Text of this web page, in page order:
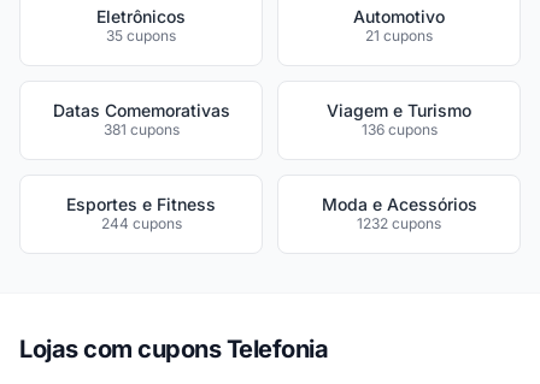
Eletrônicos
35 cupons
Automotivo
21 cupons
Datas Comemorativas
381 cupons
Viagem e Turismo
136 cupons
Esportes e Fitness
244 cupons
Moda e Acessórios
1232 cupons
Lojas com cupons Telefonia